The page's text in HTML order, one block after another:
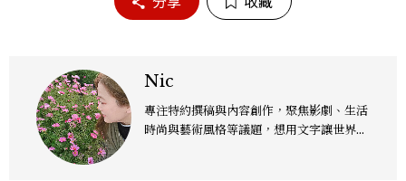
Nic
專注特約撰稿與內容創作，聚焦影劇、生活
時尚與藝術風格等議題，想用文字讓世界溫